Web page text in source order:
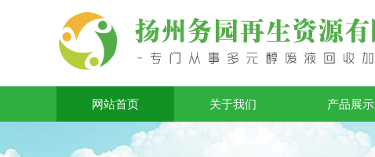
网站首页 关于我们 产品展示